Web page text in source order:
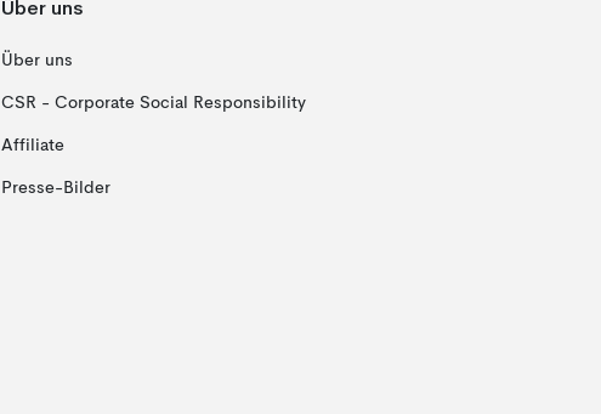
Über uns
Über uns
CSR - Corporate Social Responsibility
Affiliate
Presse-Bilder